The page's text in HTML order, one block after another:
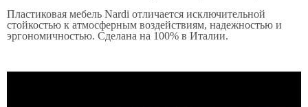
Пластиковая мебель Nardi отличается исключительной
стойкостью к атмосферным воздействиям, надежностью и
эргономичностью. Сделана на 100% в Италии.